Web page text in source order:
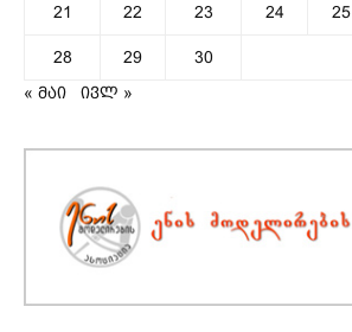
21 22 23 24 25
28 29
30
« მაი
ივლ »